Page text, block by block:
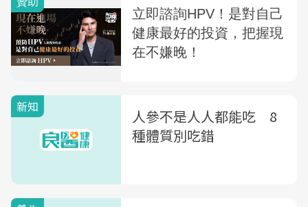
新知
人參不是人人都能吃 8
種體質別吃錯